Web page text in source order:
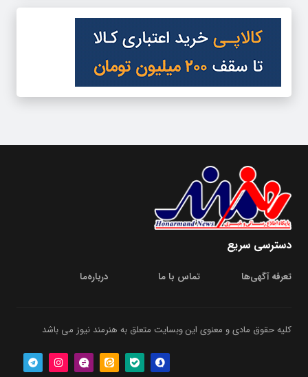
دسترسی سریع
تعرفه آگهی‌ها تماس با ما درباره‌‌ما
کلیه حقوق مادی و معنوی این وبسایت متعلق به هنرمند نیوز می باشد